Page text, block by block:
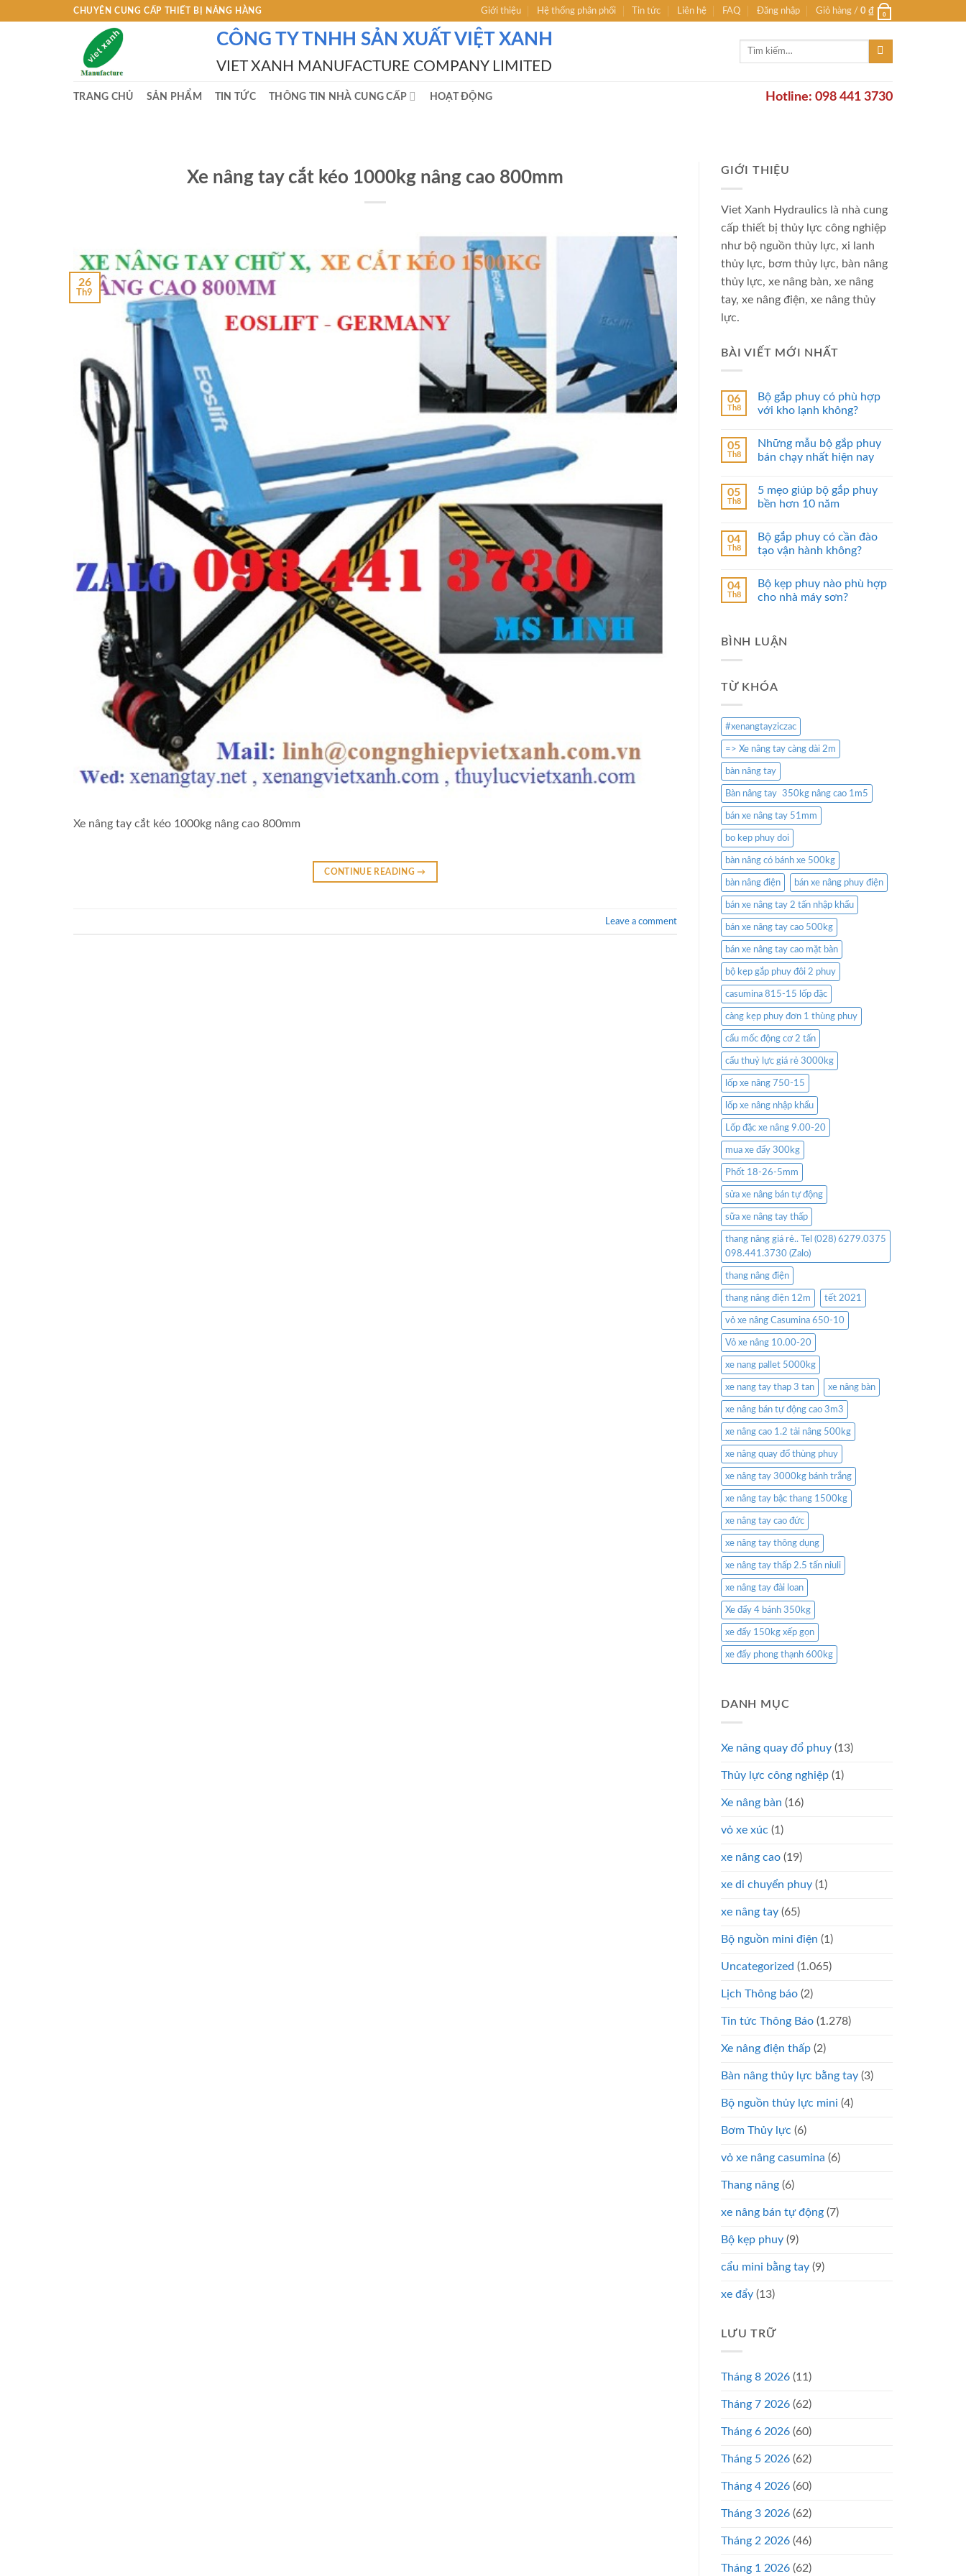
CHUYÊN CUNG CẤP THIẾT BỊ NÂNG HÀNG Giới thiệu Hệ thống phân phối Tin tức Liên hệ FAQ Đăng nhập Giỏ hàng / 0 ₫ 0
CÔNG TY TNHH SẢN XUẤT VIỆT XANH
VIET XANH MANUFACTURE COMPANY LIMITED
Tìm
TRANG CHỦ SẢN PHẨM TIN TỨC THÔNG TIN NHÀ CUNG CẤP HOẠT ĐỘNG Hotline: 098 441 3730
Xe nâng tay cắt kéo 1000kg nâng cao 800mm
26
Th9
Xe nâng tay cắt kéo 1000kg nâng cao 800mm
CONTINUE READING→
Leave a comment
GIỚI THIỆU
Viet Xanh Hydraulics là nhà cung
cấp thiết bị thủy lực công nghiệp
như bộ nguồn thủy lực, xi lanh
thủy lực, bơm thủy lực, bàn nâng
thủy lực, xe nâng bàn, xe nâng
tay, xe nâng điện, xe nâng thủy
lực.
BÀI VIẾT MỚI NHẤT
06
Th8
Bộ gắp phuy có phù hợp
với kho lạnh không?
05
Th8
Những mẫu bộ gắp phuy
bán chạy nhất hiện nay
05
Th8
5 mẹo giúp bộ gắp phuy
bền hơn 10 năm
04
Th8
Bộ gắp phuy có cần đào
tạo vận hành không?
04
Th8
Bộ kẹp phuy nào phù hợp
cho nhà máy sơn?
BÌNH LUẬN
TỪ KHÓA
#xenangtayziczac
=> Xe nâng tay càng dài 2m
bàn nâng tay
Bàn nâng tay 350kg nâng cao 1m5
bán xe nâng tay 51mm
bo kep phuy doi
bàn nâng có bánh xe 500kg
bàn nâng điện bán xe nâng phuy điện
bán xe nâng tay 2 tấn nhập khẩu
bán xe nâng tay cao 500kg
bán xe nâng tay cao mặt bàn
bộ kẹp gắp phuy đôi 2 phuy
casumina 815-15 lốp đặc
càng kẹp phuy đơn 1 thùng phuy
cẩu mốc động cơ 2 tấn
cẩu thuỷ lực giá rẻ 3000kg
lốp xe nâng 750-15
lốp xe nâng nhập khẩu
Lốp đặc xe nâng 9.00-20
mua xe đẩy 300kg
Phốt 18-26-5mm
sửa xe nâng bán tự động
sữa xe nâng tay thấp
thang nâng giá rẻ.. Tel (028) 6279.0375
098.441.3730 (Zalo)
thang nâng điện
thang nâng điện 12m tết 2021
vỏ xe nâng Casumina 650-10
Vỏ xe nâng 10.00-20
xe nang pallet 5000kg
xe nang tay thap 3 tan xe nâng bàn
xe nâng bán tự động cao 3m3
xe nâng cao 1.2 tải nâng 500kg
xe nâng quay đổ thùng phuy
xe nâng tay 3000kg bánh trắng
xe nâng tay bậc thang 1500kg
xe nâng tay cao đức
xe nâng tay thông dụng
xe nâng tay thấp 2.5 tấn niuli
xe nâng tay đài loan
Xe đẩy 4 bánh 350kg
xe đẩy 150kg xếp gọn
xe đẩy phong thạnh 600kg
DANH MỤC
Xe nâng quay đổ phuy (13)
Thủy lực công nghiệp (1)
Xe nâng bàn (16)
vỏ xe xúc (1)
xe nâng cao (19)
xe di chuyển phuy (1)
xe nâng tay (65)
Bộ nguồn mini điện (1)
Uncategorized (1.065)
Lịch Thông báo (2)
Tin tức Thông Báo (1.278)
Xe nâng điện thấp (2)
Bàn nâng thủy lực bằng tay (3)
Bộ nguồn thủy lực mini (4)
Bơm Thủy lực (6)
vỏ xe nâng casumina (6)
Thang nâng (6)
xe nâng bán tự động (7)
Bộ kẹp phuy (9)
cẩu mini bằng tay (9)
xe đẩy (13)
LƯU TRỮ
Tháng 8 2026 (11)
Tháng 7 2026 (62)
Tháng 6 2026 (60)
Tháng 5 2026 (62)
Tháng 4 2026 (60)
Tháng 3 2026 (62)
Tháng 2 2026 (46)
Tháng 1 2026 (62)